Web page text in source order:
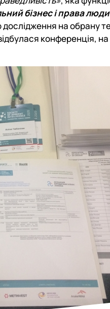
бізнес і права
на обрану
конференція,